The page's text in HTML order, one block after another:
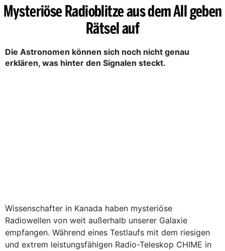
Mysteriöse Radioblitze aus dem All geben
Rätsel auf
Die Astronomen können sich noch nicht genau
erklären, was hinter den Signalen steckt.
Wissenschafter in Kanada haben mysteriöse
Radiowellen von weit außerhalb unserer Galaxie
empfangen. Während eines Testlaufs mit dem riesigen
und extrem leistungsfähigen Radio-Teleskop CHIME in